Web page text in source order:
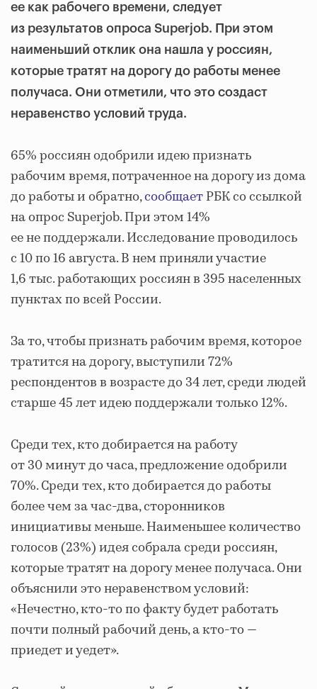
ее как рабочего времени, следует
из результатов опроса Superjob. При этом
наименьший отклик она нашла у россиян,
которые тратят на дорогу до работы менее
получаса. Они отметили, что это создаст
неравенство условий труда.
65% россиян одобрили идею признать
рабочим время, потраченное на дорогу из дома
до работы и обратно,сообщаетРБК со ссылкой
на опрос Superjob. При этом 14%
ее не поддержали. Исследование проводилось
с 10 по 16 августа. В нем приняли участие
1,6 тыс. работающих россиян в 395 населенных
пунктах по всей России.
За то, чтобы признать рабочим время, которое
тратится на дорогу, выступили 72%
респондентов в возрасте до 34 лет, среди людей
старше 45 лет идею поддержали только 12%.
Среди тех, кто добирается на работу
от 30 минут до часа, предложение одобрили
70%. Среди тех, кто добирается до работы
более чем за час-два, сторонников
инициативы меньше. Наименьшее количество
голосов (23%) идея собрала среди россиян,
которые тратят на дорогу менее получаса. Они
объяснили это неравенством условий:
«Нечестно, кто-то по факту будет работать
почти полный рабочий день, а кто-то —
приедет и уедет».